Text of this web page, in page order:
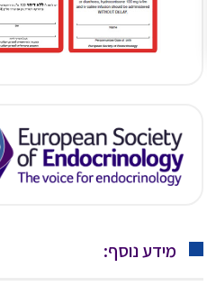
מידע נוסף: